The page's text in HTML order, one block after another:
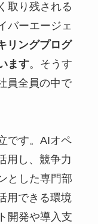
取り残される
バーエージェ
リングプログ
ます。そうす
員全員の中で
です。AIオペ
用し、競争力
とした専門部
用できる環境
開発や導入支